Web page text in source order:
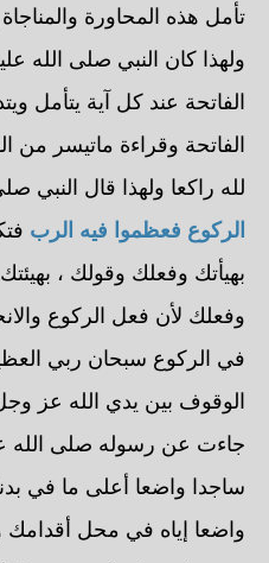
تأمل هذه المحاورة
ولهذا كان النبي صلى
الفاتحة عند كل آية يتأمل
الفاتحة وقراءة ماتيسر من
لله راكعا ولهذا قال النبي
الركوع فعظموا فيه الرب
بهيأتك وفعلك وقولك ،
وفعلك لأن فعل الركوع
في الركوع سبحان ربي
الوقوف بين يدي الله عز
جاءت عن رسوله صلى الله
ساجدا واضعا أعلى ما في
واضعا إياه في محل أقدامك